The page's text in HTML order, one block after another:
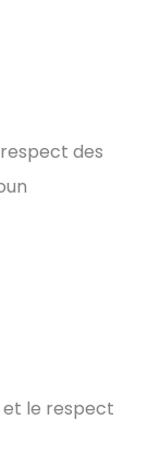
des
et le respect